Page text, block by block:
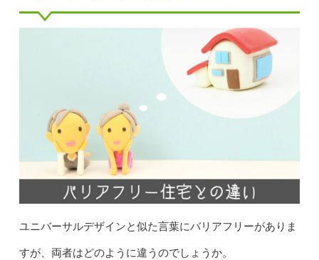
ユニバーサルデザインと似た言葉にバリアフリーがありま
すが、両者はどのように違うのでしょうか。